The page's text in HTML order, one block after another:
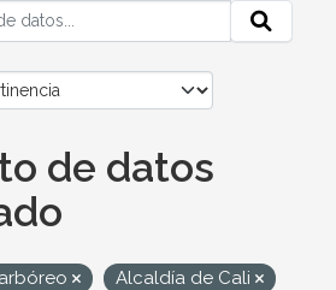
de datos
Alcaldía de Cali